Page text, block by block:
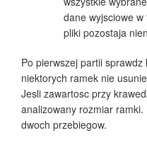
dane wyjsciowe
pliki pozostaja
Po pierwszej partii
niektorych ramek nie
Jesli zawartosc przy
analizowany rozmiar
dwoch przebiegow.